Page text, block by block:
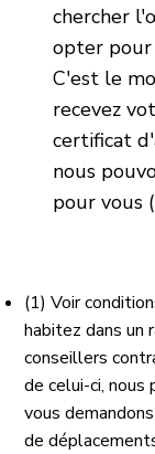
chercher
opter pour
C'est le
recevez
certificat
nous
pour vous
(1) Voir
habitez dans un
conseillers
de celui-ci, nous
vous
de